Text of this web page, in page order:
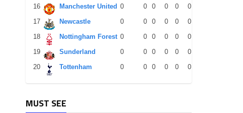
16
Manchester United 0 0 0 0 0 0
17
Newcastle 0 0 0 0 0 0
18
Nottingham Forest 0 0 0 0 0 0
19
Sunderland 0 0 0 0 0 0
20
Tottenham 0 0 0 0 0 0
MUST SEE